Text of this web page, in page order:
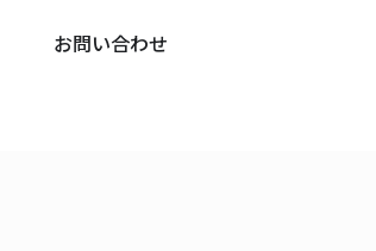
お問い合わせ